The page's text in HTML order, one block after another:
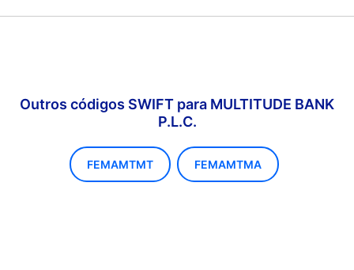
Outros códigos SWIFT para MULTITUDE BANK
P.L.C.
FEMAMTMT FEMAMTMA